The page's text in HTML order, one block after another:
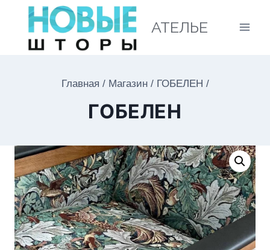
АТЕЛЬЕ
Главная / Магазин / ГОБЕЛЕН /
ГОБЕЛЕН